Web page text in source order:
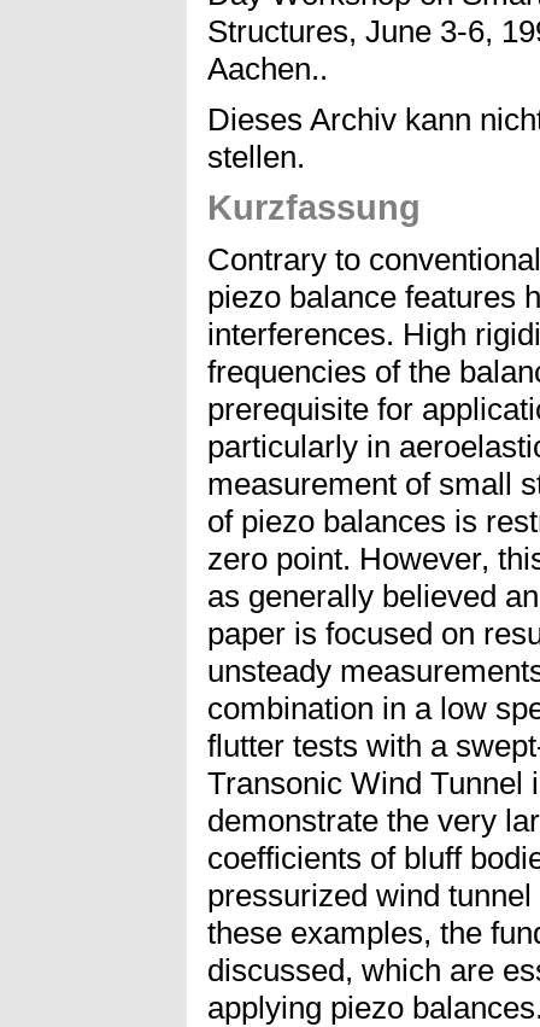
Structures, June 3-6,
Aachen..
Dieses Archiv kann
stellen.
Kurzfassung
Contrary to
piezo balance features
interferences. High
frequencies of the
prerequisite for
particularly in
measurement of small
of piezo balances is
zero point. However,
as generally believed
paper is focused on
unsteady
combination in a low
flutter tests with a
Transonic Wind Tunnel
demonstrate the very
coefficients of bluff
pressurized wind
these examples, the
discussed, which are
applying piezo